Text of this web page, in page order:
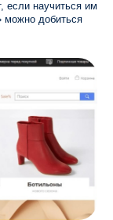
если научиться им
можно добиться